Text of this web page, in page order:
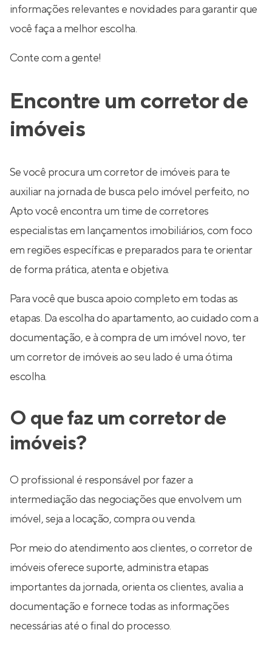
informações relevantes e novidades para garantir que
você faça a melhor escolha.
Conte com a gente!
Encontre um corretor de
imóveis
Se você procura um corretor de imóveis para te
auxiliar na jornada de busca pelo imóvel perfeito, no
Apto você encontra um time de corretores
especialistas em lançamentos imobiliários, com foco
em regiões específicas e preparados para te orientar
de forma prática, atenta e objetiva.
Para você que busca apoio completo em todas as
etapas. Da escolha do apartamento, ao cuidado com a
documentação, e à compra de um imóvel novo, ter
um corretor de imóveis ao seu lado é uma ótima
escolha.
O que faz um corretor de
imóveis?
O profissional é responsável por fazer a
intermediação das negociações que envolvem um
imóvel, seja a locação, compra ou venda.
Por meio do atendimento aos clientes, o corretor de
imóveis oferece suporte, administra etapas
importantes da jornada, orienta os clientes, avalia a
documentação e fornece todas as informações
necessárias até o final do processo.